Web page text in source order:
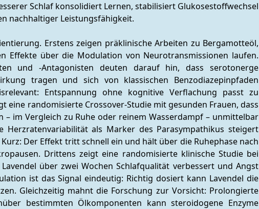
Schlaf konsolidiert Lernen, stabilisiert Glukosestoffwechsel
nachhaltiger Leistungsfähigkeit.
Erstens zeigen präklinische Arbeiten zu Bergamotteöl,
Effekte über die Modulation von Neurotransmissionen laufen.
und ‑Antagonisten deuten darauf hin, dass serotonerge
tragen und sich von klassischen Benzodiazepinpfaden
Entspannung ohne kognitive Verflachung passt zu
eine randomisierte Crossover-Studie mit gesunden Frauen, dass
im Vergleich zu Ruhe oder reinem Wasserdampf – unmittelbar
Herzratenvariabilität als Marker des Parasympathikus steigert
Kurz: Der Effekt tritt schnell ein und hält über die Ruhephase nach
Drittens zeigt eine randomisierte klinische Studie bei
über zwei Wochen Schlafqualität verbessert und Angst
ist das Signal eindeutig: Richtig dosiert kann Lavendel die
Gleichzeitig mahnt die Forschung zur Vorsicht: Prolongierte
bestimmten Ölkomponenten kann steroidogene Enzyme